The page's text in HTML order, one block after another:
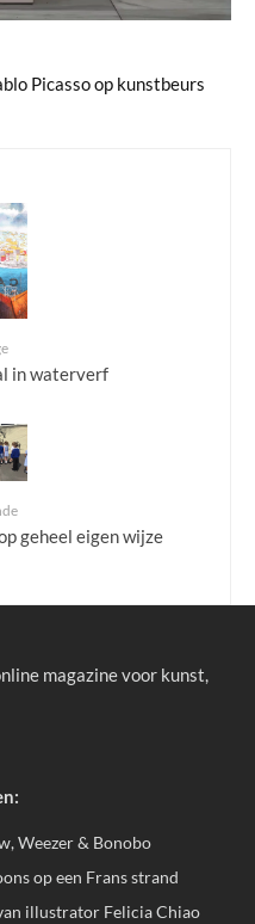
Picasso op kunstbeurs
in waterverf
geheel eigen wijze
magazine voor kunst,
Weezer & Bonobo
op een Frans strand
illustrator Felicia Chiao